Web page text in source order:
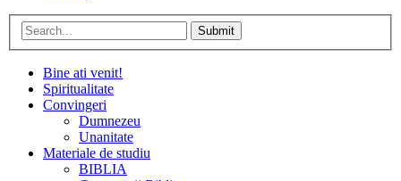
Submit
Bine ati venit!
Spiritualitate
Convingeri
Dumnezeu
Unanitate
Materiale de studiu
BIBLIA